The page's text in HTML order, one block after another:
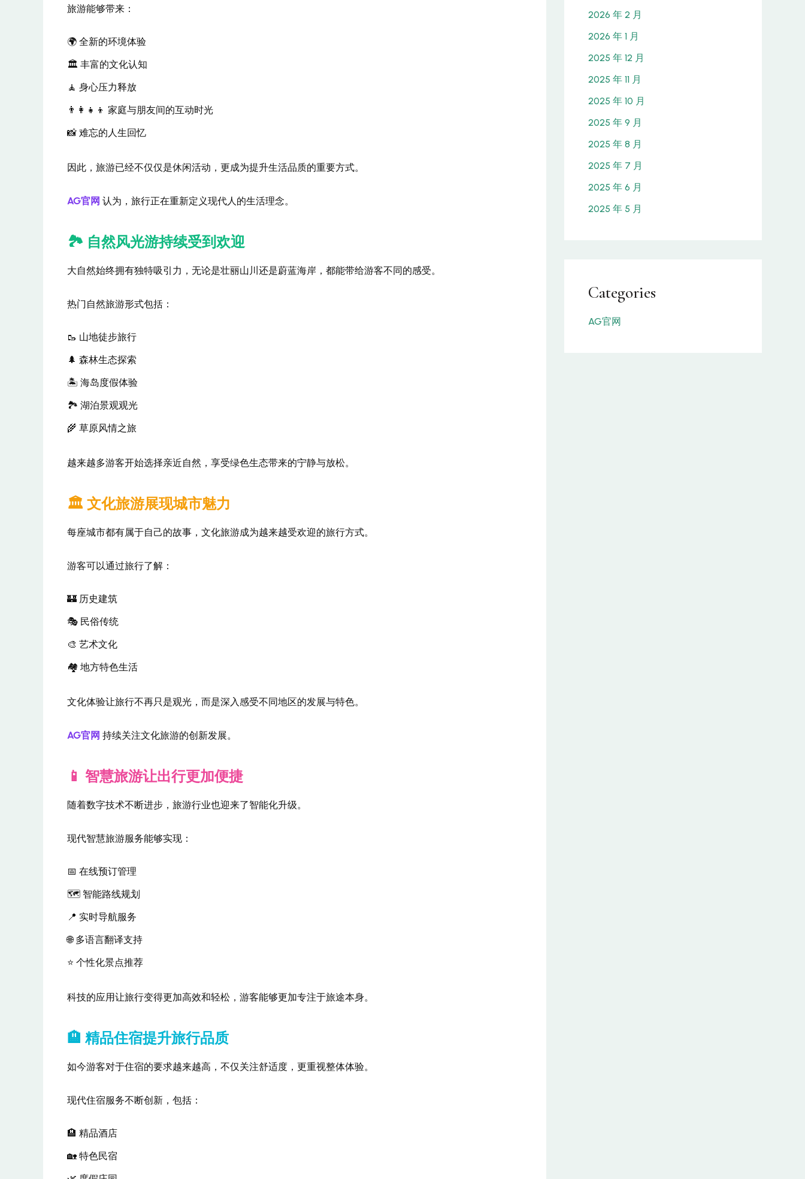
旅游能够带来：
🌍 全新的环境体验
🏛️ 丰富的文化认知
🧘 身心压力释放
👨‍👩‍👧‍👦 家庭与朋友间的互动时光
📸 难忘的人生回忆
因此，旅游已经不仅仅是休闲活动，更成为提升生活品质的重要方式。
AG官网 认为，旅行正在重新定义现代人的生活理念。
🏞️ 自然风光游持续受到欢迎
大自然始终拥有独特吸引力，无论是壮丽山川还是蔚蓝海岸，都能带给游客不同的感受。
热门自然旅游形式包括：
🥾 山地徒步旅行
🌲 森林生态探索
🏝️ 海岛度假体验
🏞️ 湖泊景观观光
🌾 草原风情之旅
越来越多游客开始选择亲近自然，享受绿色生态带来的宁静与放松。
🏛️ 文化旅游展现城市魅力
每座城市都有属于自己的故事，文化旅游成为越来越受欢迎的旅行方式。
游客可以通过旅行了解：
🏰 历史建筑
🎭 民俗传统
🎨 艺术文化
🏘️ 地方特色生活
文化体验让旅行不再只是观光，而是深入感受不同地区的发展与特色。
AG官网 持续关注文化旅游的创新发展。
📱 智慧旅游让出行更加便捷
随着数字技术不断进步，旅游行业也迎来了智能化升级。
现代智慧旅游服务能够实现：
📅 在线预订管理
🗺️ 智能路线规划
📍 实时导航服务
🌐 多语言翻译支持
⭐ 个性化景点推荐
科技的应用让旅行变得更加高效和轻松，游客能够更加专注于旅途本身。
🏨 精品住宿提升旅行品质
如今游客对于住宿的要求越来越高，不仅关注舒适度，更重视整体体验。
现代住宿服务不断创新，包括：
🏨 精品酒店
🏡 特色民宿
2026 年 2 月
2026 年 1 月
2025 年 12 月
2025 年 11 月
2025 年 10 月
2025 年 9 月
2025 年 8 月
2025 年 7 月
2025 年 6 月
2025 年 5 月
Categories
AG官网